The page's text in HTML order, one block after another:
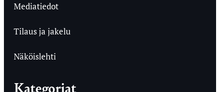
Mediatiedot
Tilaus ja jakelu
Näköislehti
Kategoriat